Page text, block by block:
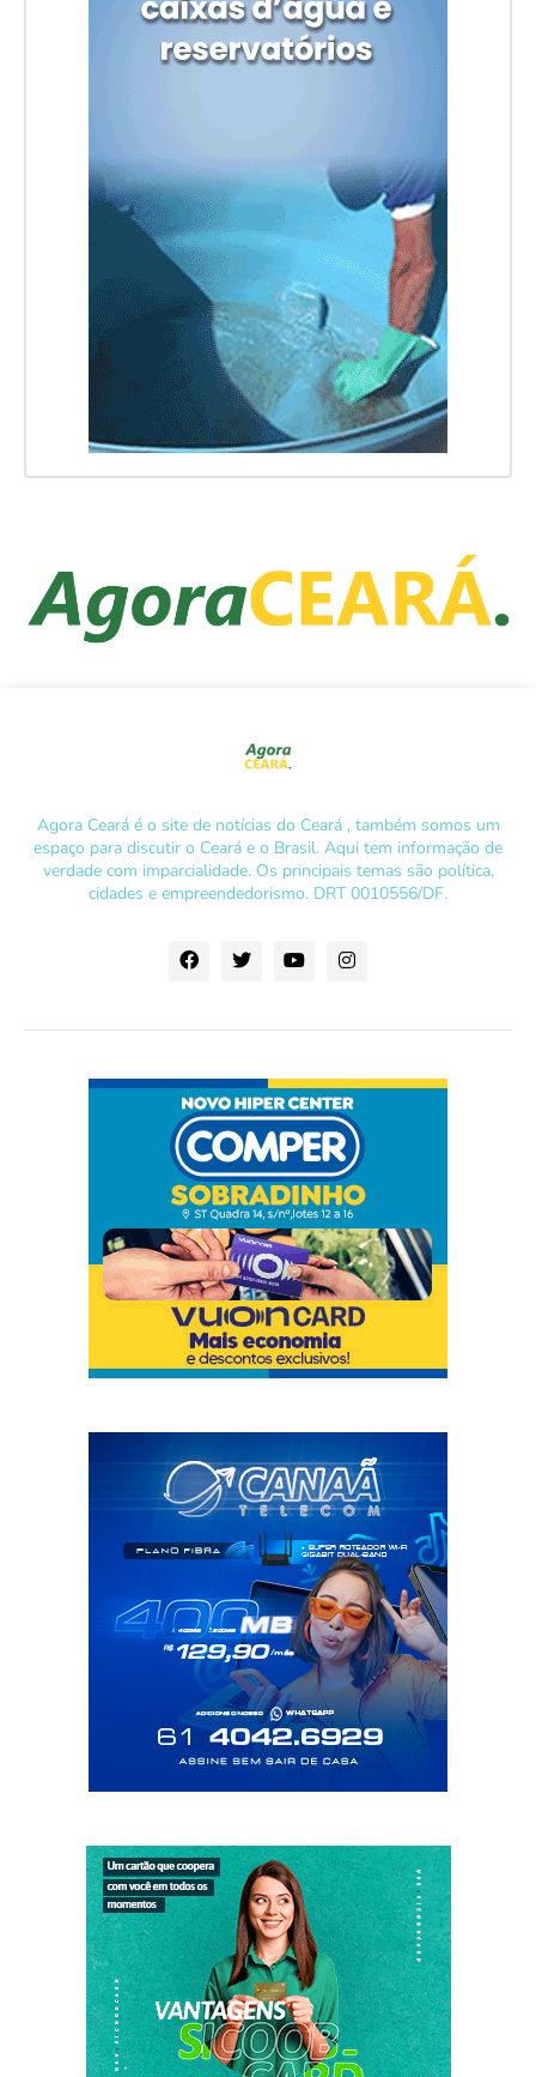
Agora Ceará é o site de notícias do Ceará , também somos um
espaço para discutir o Ceará e o Brasil. Aqui tem informação de
verdade com imparcialidade. Os principais temas são política,
cidades e empreendedorismo. DRT 0010556/DF.